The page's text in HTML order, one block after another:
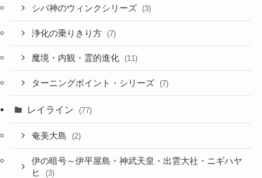
シバ神のウィンクシリーズ (3)
浄化の乗りきり方 (7)
魔境・内観・霊的進化 (11)
ターニングポイント・シリーズ (7)
レイライン (77)
奄美大島 (2)
伊の暗号～伊平屋島・神武天皇・出雲大社・ニギハヤ
ヒ
(3)